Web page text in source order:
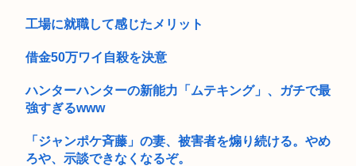
かつや「感謝祭」で超特大セール！！人気メニューが税抜150
工場に就職して感じたメリット
借金50万ワイ自殺を決意
ハンターハンターの新能力「ムテキング」、ガチで最
強すぎるwww
「ジャンポケ斉藤」の妻、被害者を煽り続ける。やめ
ろや、示談できなくなるぞ。